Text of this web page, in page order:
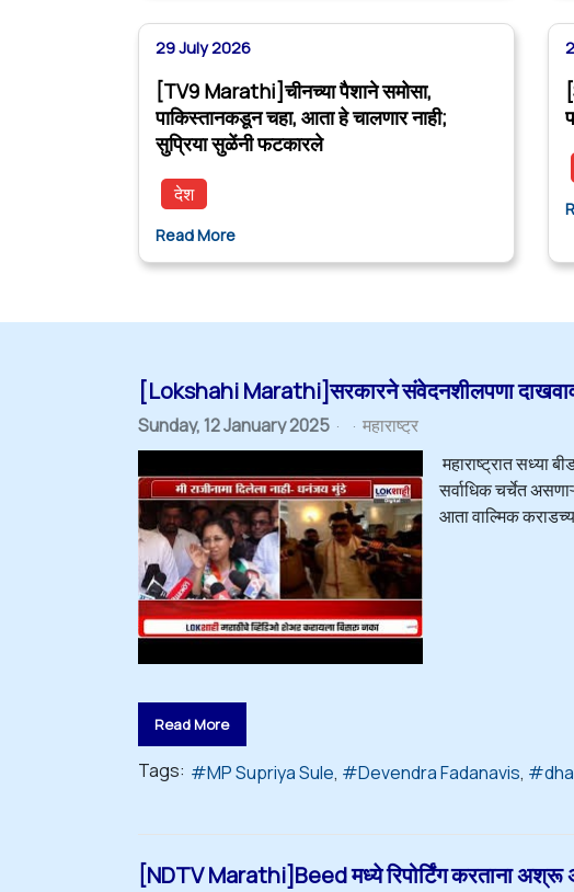
29 July 2026
[TV9 Marathi]चीनच्या पैशाने समोसा,
पाकिस्तानकडून चहा, आता हे चालणार नाही;
सुप्रिया सुळेंनी फटकारले
देश
Read More
[Lokshahi Marathi]सरकारने संवेदनशीलपणा
Sunday, 12 January 2025
महाराष्ट्र
महाराष्ट्रात सध्या
सर्वाधिक चर्चेत
आता वाल्मिक
Read More
Tags: MP Supriya Sule Devendra Fadanavis
[NDTV Marathi]Beed मध्ये रिपोर्टिंग करताना